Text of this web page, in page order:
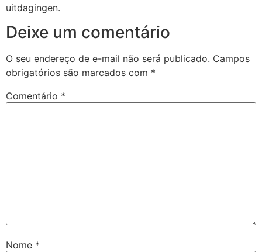
uitdagingen.
Deixe um comentário
O seu endereço de e-mail não será publicado. Campos
obrigatórios são marcados com *
Comentário *
Nome *